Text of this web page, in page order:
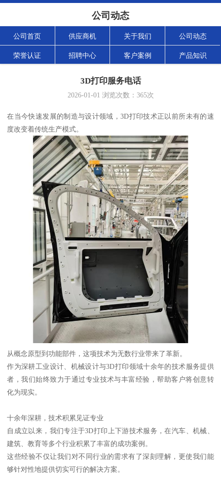
公司动态
公司首页 供应商机 关于我们 公司动态
荣誉认证 招聘中心 客户案例 产品知识
3D打印服务电话
2026-01-01 浏览次数： 365次
在当今快速发展的制造与设计领域，3D打印技术正以前所未有的速
度改变着传统生产模式。
从概念原型到功能部件，这项技术为无数行业带来了革新。
作为深耕工业设计、机械设计与3D打印领域十余年的技术服务提供
者，我们始终致力于通过专业技术与丰富经验，帮助客户将创意转
化为现实。
十余年深耕，技术积累见证专业
自成立以来，我们专注于3D打印上下游技术服务，在汽车、机械、
建筑、教育等多个行业积累了丰富的成功案例。
这些经验不仅让我们对不同行业的需求有了深刻理解，更使我们能
够针对性地提供切实可行的解决方案。